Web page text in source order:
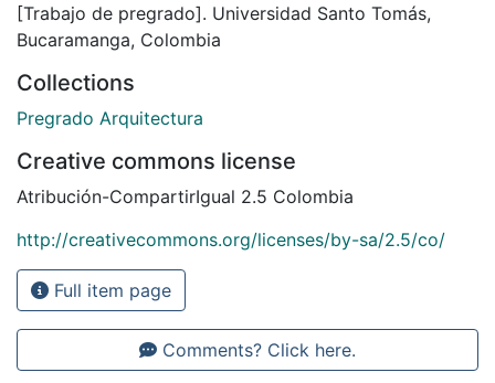
[Trabajo de pregrado]. Universidad Santo Tomás,
Bucaramanga, Colombia
Collections
Pregrado Arquitectura
Creative commons license
Atribución-CompartirIgual 2.5 Colombia
http://creativecommons.org/licenses/by-sa/2.5/co/
Full item page
Comments? Click here.